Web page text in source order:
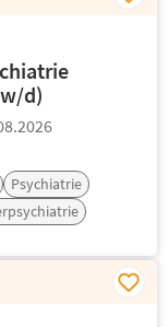
d)
Psychiatrie